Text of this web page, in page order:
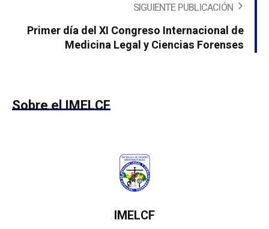
SIGUIENTE PUBLICACIÓN
Primer día del XI Congreso Internacional de
Medicina Legal y Ciencias Forenses
Sobre el IMELCF
IMELCF